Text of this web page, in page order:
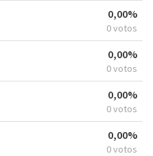
0,00%
0 votos
0,00%
0 votos
0,00%
0 votos
0,00%
0 votos